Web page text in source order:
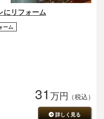
にリフォーム
ーム
31 万円 （税込）
詳しく見る